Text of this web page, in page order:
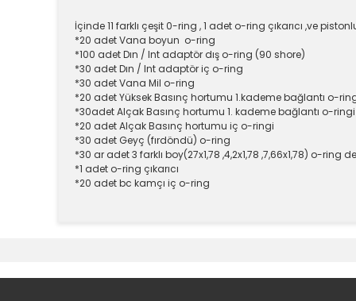
İçinde 11 farklı çeşit 0-ring , 1 adet o-ring çıkarıcı ,ve
*20 adet Vana boyun o-ring
*100 adet Dın / Int adaptör dış o-ring (90 shore)
*30 adet Dın / Int adaptör iç o-ring
*30 adet Vana Mil o-ring
*20 adet Yüksek Basınç hortumu 1.kademe bağlantı o-
*30adet Alçak Basınç hortumu 1. kademe bağlantı o-ringi
*20 adet Alçak Basınç hortumu iç o-ringi
*30 adet Geyç (fırdöndü) o-ring
*30 ar adet 3 farklı boy(27x1,78 ,4,2x1,78 ,7,66x1,78) o-
*1 adet o-ring çıkarıcı
*20 adet bc kamçı iç o-ring
Ürün resmi kalitesiz, bozuk veya görüntülenemiyor.